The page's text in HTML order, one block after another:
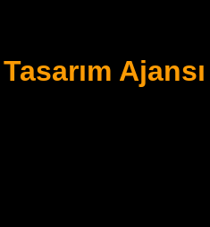
Ajansı